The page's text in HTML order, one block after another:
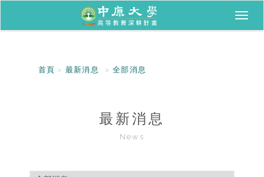
首頁 最新消息 全部消息
最新消息
News